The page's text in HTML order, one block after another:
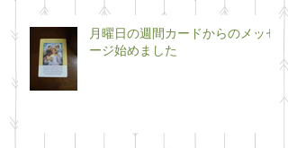
月曜日の週間カードからのメッセ
ージ始めました